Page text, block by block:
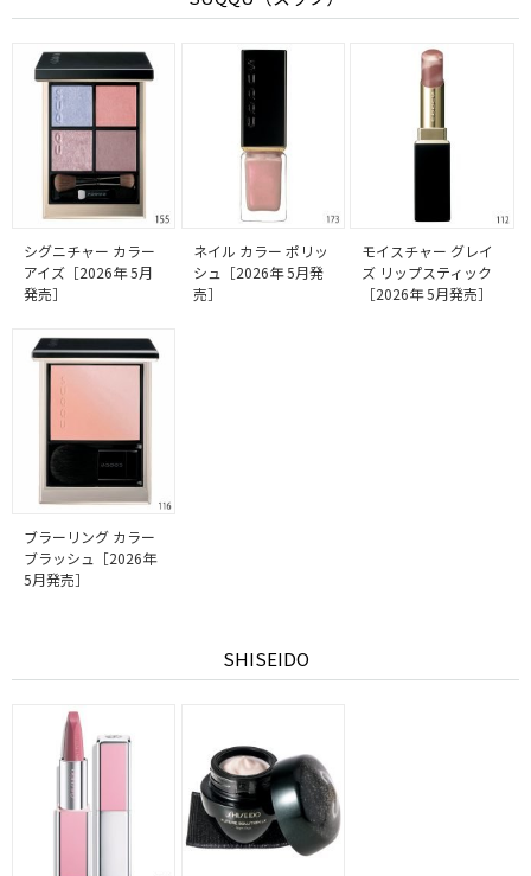
シグニチャー カラー
アイズ［2026年 5月
発売］
ネイル カラー ポリッ
シュ［2026年 5月発
売］
モイスチャー グレイ
ズ リップスティック
［2026年 5月発売］
ブラーリング カラー
ブラッシュ［2026年
5月発売］
SHISEIDO